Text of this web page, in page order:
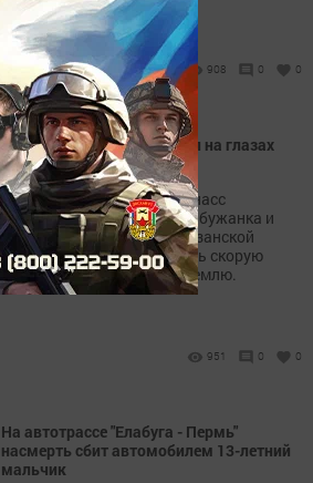
908 0 0
Пожилой елабужанин упал на глазах
прохожих
23 октября по системе глонасс
позвонила бдительная елабужанка и
сообщила, что по улице Казанской
мужчина попросил вызвать скорую
помощь и тут же упал на землю.
951 0 0
На автотрассе "Елабуга - Пермь"
насмерть сбит автомобилем 13-летний
мальчик